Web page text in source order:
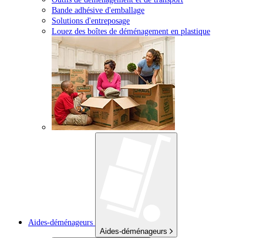
Bande adhésive d'emballage
Solutions d'entreposage
Louez des boîtes de déménagement en plastique
Aides-déménageurs
Aides-déménageurs